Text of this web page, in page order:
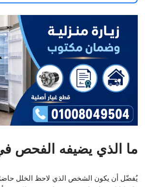
ما الذي يضيفه الفحص
يُفضّل أن يكون الشخص الذي لاحظ الخلل